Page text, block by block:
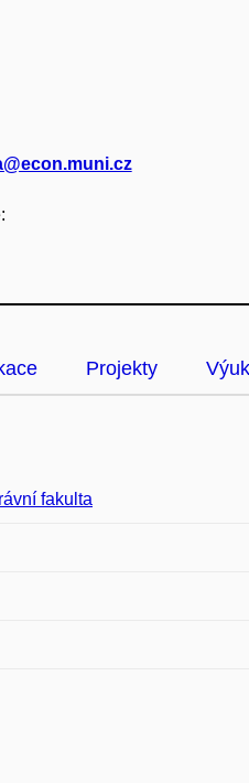
Projekty
fakulta